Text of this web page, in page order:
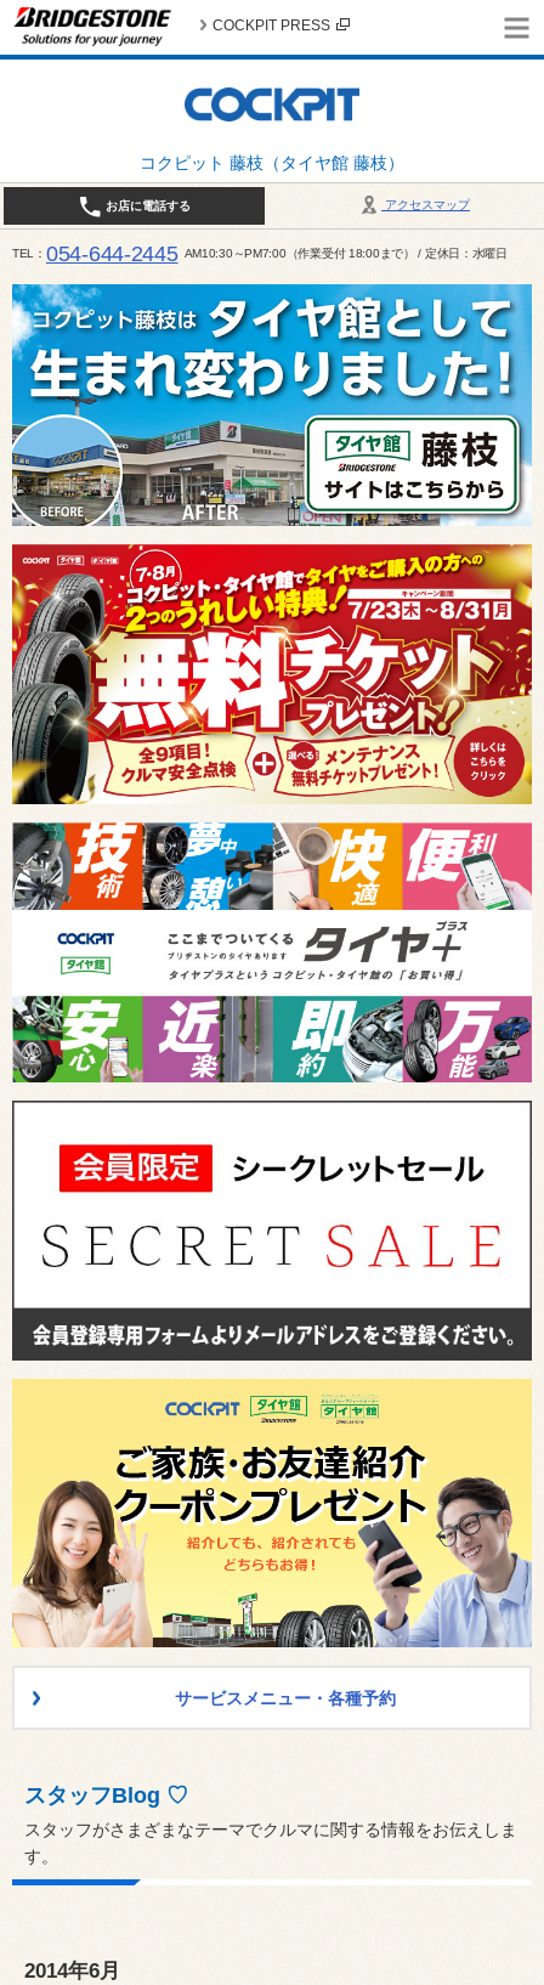
コクピット 藤枝（タイヤ館 藤枝）
COCKPIT PRESS
アクセスマップ
お店に電話する
TEL 054-644-2445 AM10:30～PM7:00（作業受付 18:00まで） / 定休日：水曜日
サービスメニュー・各種予約
スタッフBlog ♡
スタッフがさまざまなテーマでクルマに関する情報をお伝えしま
す。
2014年6月